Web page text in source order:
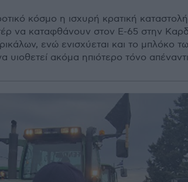
κόσμο η ισχυρή κρατική
να καταφθάνουν στον Ε-65 στην
ενώ ενισχύεται και το μπλόκο
ακόμα ηπιότερο τόνο απέναντι